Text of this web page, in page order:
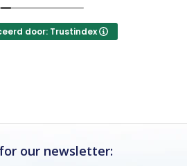
een paar kleine
model van werd
door: Trustindex
our newsletter: